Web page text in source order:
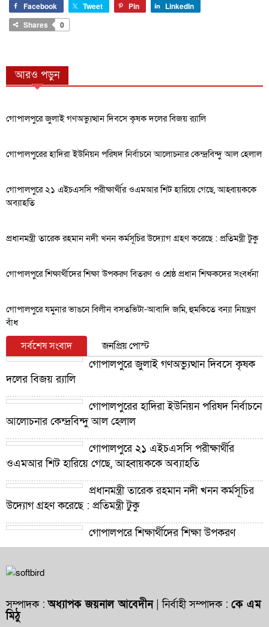
Facebook Tweet Pin
LinkedIn
Shares
0
আরও পড়ুন
গোপালপুরে জুলাই গণঅভ্যুত্থান দিবসে কৃষক দলের বিজয় র‍্যালি
গোপালপুরের হাদিরা ইউনিয়ন পরিষদ নির্বাচনে আলোচনার কেন্দ্রবিন্দু আল হেলাল
গোপালপুরে ২১ এইচএসসি পরীক্ষার্থীর ওএমআর শিট হারিয়ে গেছে, আহ্বায়ককে
অব্যাহতি
প্রধানমন্ত্রী তারেক রহমান নদী খনন কর্মসূচির উদ্যোগ গ্রহণ করেছে : প্রতিমন্ত্রী টুকু
গোপালপুরে শিক্ষার্থীদের শিক্ষা উপকরণ বিতরণ ও শ্রেষ্ঠ প্রধান শিক্ষকদের সংবর্ধনা
গোপালপুরে যমুনার ভাঙনে বিলীন বসতভিটা-আবাদি জমি, হুমকিতে বন্যা নিয়ন্ত্রণ
বাঁধ
সর্বশেষ সংবাদ জনপ্রিয় পোস্ট
গোপালপুরে জুলাই গণঅভ্যুত্থান দিবসে কৃষক
দলের বিজয় র‍্যালি
গোপালপুরের হাদিরা ইউনিয়ন পরিষদ নির্বাচনে
আলোচনার কেন্দ্রবিন্দু আল হেলাল
গোপালপুরে ২১ এইচএসসি পরীক্ষার্থীর
ওএমআর শিট হারিয়ে গেছে, আহ্বায়ককে অব্যাহতি
প্রধানমন্ত্রী তারেক রহমান নদী খনন কর্মসূচির
উদ্যোগ গ্রহণ করেছে : প্রতিমন্ত্রী টুকু
গোপালপুরে শিক্ষার্থীদের শিক্ষা উপকরণ
বিতরণ ও শ্রেষ্ঠ প্রধান শিক্ষকদের সংবর্ধনা
সম্পাদক :অধ্যাপক জয়নাল আবেদীন| নির্বাহী সম্পাদক : কে এম
মিঠু